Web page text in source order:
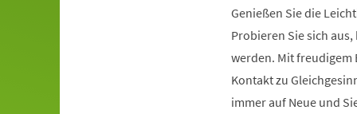
Genießen Sie die
Probieren Sie sich
werden. Mit freudigem
Kontakt zu
immer auf Neue und